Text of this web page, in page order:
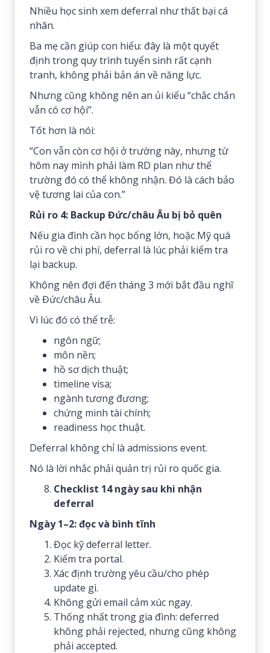
Nhiều học sinh xem deferral như thất bại cá
nhân.
Ba mẹ cần giúp con hiểu: đây là một quyết
định trong quy trình tuyển sinh rất cạnh
tranh, không phải bản án về năng lực.
Nhưng cũng không nên an ủi kiểu “chắc chắn
vẫn có cơ hội”.
Tốt hơn là nói:
“Con vẫn còn cơ hội ở trường này, nhưng từ
hôm nay mình phải làm RD plan như thể
trường đó có thể không nhận. Đó là cách bảo
vệ tương lai của con.”
Rủi ro 4: Backup Đức/châu Âu bị bỏ quên
Nếu gia đình cần học bổng lớn, hoặc Mỹ quá
rủi ro về chi phí, deferral là lúc phải kiểm tra
lại backup.
Không nên đợi đến tháng 3 mới bắt đầu nghĩ
về Đức/châu Âu.
Vì lúc đó có thể trễ:
ngôn ngữ;
môn nền;
hồ sơ dịch thuật;
timeline visa;
ngành tương đương;
chứng minh tài chính;
readiness học thuật.
Deferral không chỉ là admissions event.
Nó là lời nhắc phải quản trị rủi ro quốc gia.
Checklist 14 ngày sau khi nhận
deferral
Ngày 1–2: đọc và bình tĩnh
Đọc kỹ deferral letter.
Kiểm tra portal.
Xác định trường yêu cầu/cho phép
update gì.
Không gửi email cảm xúc ngay.
Thống nhất trong gia đình: deferred
không phải rejected, nhưng cũng không
phải accepted.